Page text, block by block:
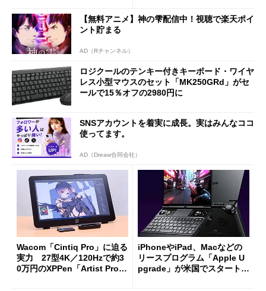
【無料アニメ】神の雫配信中！視聴で楽天ポイ
ント貯まる
AD（Rチャンネル）
ロジクールのテンキー付きキーボード・ワイヤ
レス小型マウスのセット「MK250GRd」がセ
ールで15％オフの2980円に
SNSアカウントを着実に成長。実はみんなココ
使ってます。
AD（Dreaw合同会社）
Wacom「Cintiq Pro」に迫る
実力 27型4K／120Hzで約3
0万円のXPPen「Artist Pro 2
iPhoneやiPad、Macなどの
リースプログラム「Apple U
pgrade」が米国でスタート／